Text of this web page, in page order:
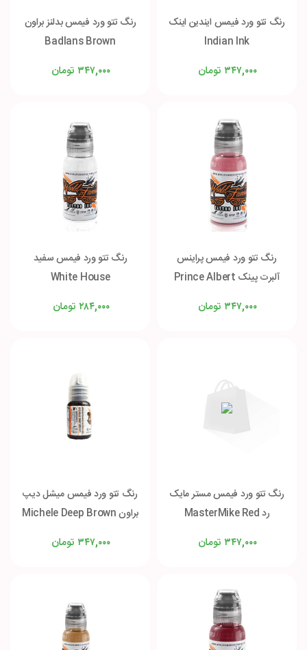
رنگ تتو ورد فیمس ایندین اینک
Indian Ink
تومان ۳۴۷,۰۰۰
رنگ تتو ورد فیمس بدلنز براون
Badlans Brown
تومان ۳۴۷,۰۰۰
رنگ تتو ورد فیمس پراینس
آلبرت پینک Prince Albert
تومان ۳۴۷,۰۰۰
رنگ تتو ورد فیمس سفید
White House
تومان ۲۸۴,۰۰۰
رنگ تتو ورد فیمس مستر مایک
رد MasterMike Red
تومان ۳۴۷,۰۰۰
رنگ تتو ورد فیمس میشل دیپ
براون Michele Deep Brown
تومان ۳۴۷,۰۰۰